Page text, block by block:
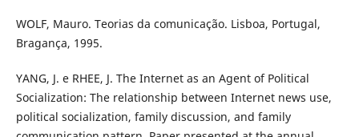
WOLF, Mauro. Teorias da comunicação. Lisboa, Portugal,
Bragança, 1995.
YANG, J. e RHEE, J. The Internet as an Agent of Political
Socialization: The relationship between Internet news use,
political socialization, family discussion, and family